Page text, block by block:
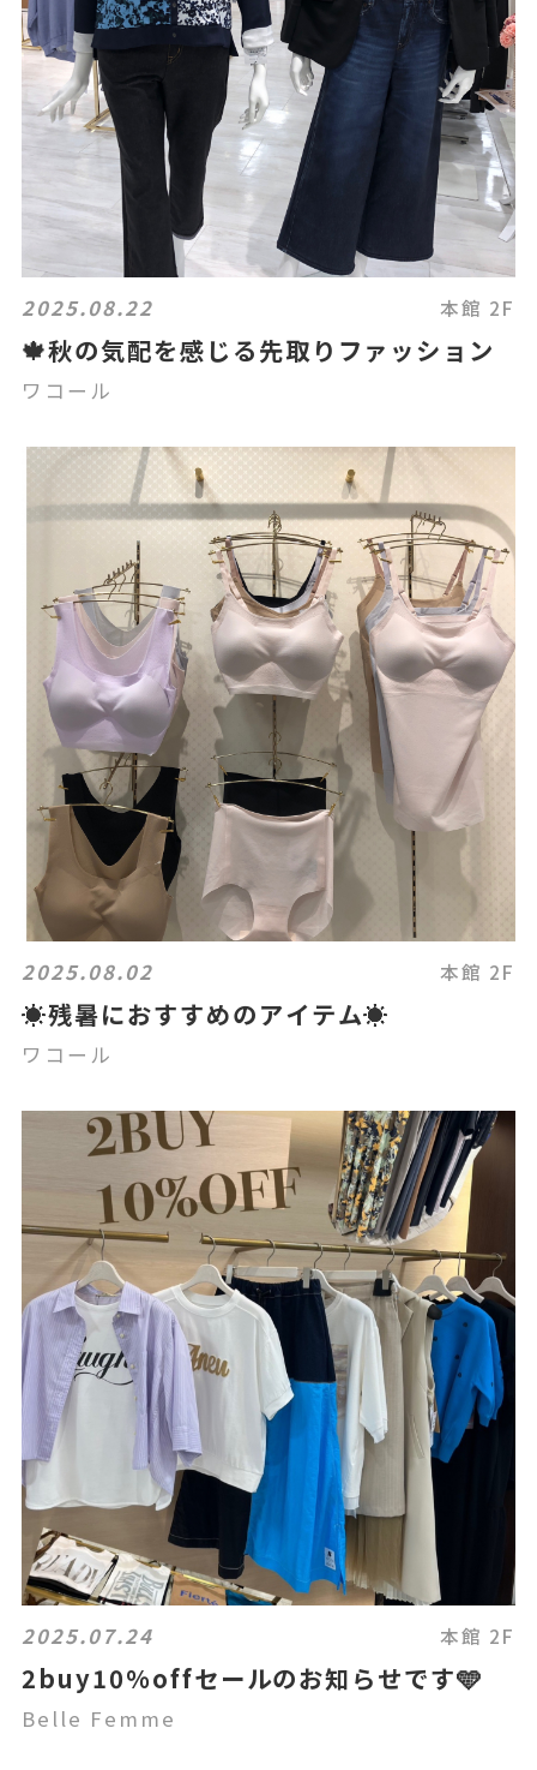
2025.08.22 本館 2F
🍁秋の気配を感じる先取りファッション
ワコール
2025.08.02 本館 2F
☀️残暑におすすめのアイテム☀️
ワコール
2025.07.24 本館 2F
2buy10%offセールのお知らせです🩵
Belle Femme